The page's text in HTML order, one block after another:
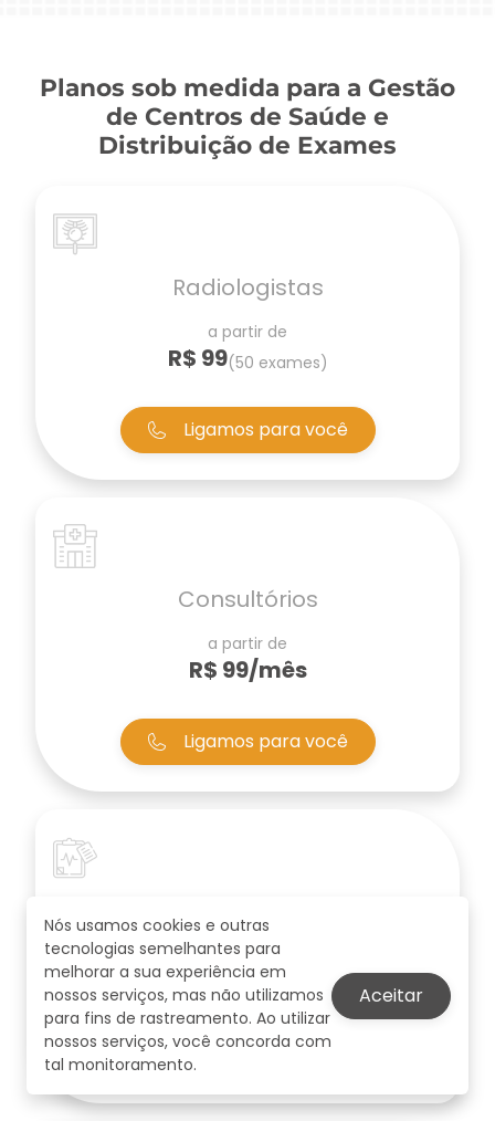
Planos sob medida para a Gestão
de Centros de Saúde e
Distribuição de Exames
Radiologistas
a partir de
R$ 99(50 exames)
Ligamos para você
Consultórios
a partir de
R$ 99/mês
Ligamos para você
a partir de
R$ 159/mês
Ligamos para você
Nós usamos cookies e outras
tecnologias semelhantes para
melhorar a sua experiência em
nossos serviços, mas não utilizamos
para fins de rastreamento. Ao utilizar
nossos serviços, você concorda com
tal monitoramento.
Aceitar